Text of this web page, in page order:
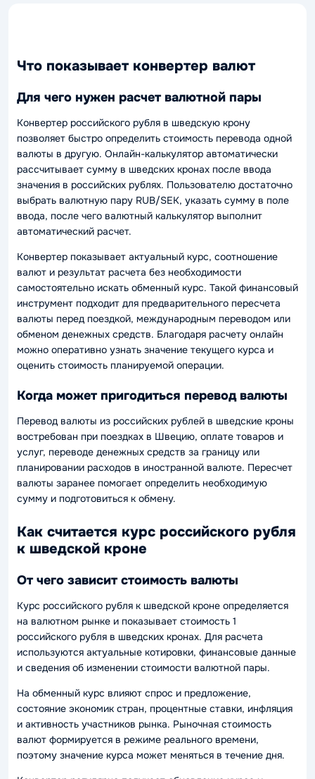
Что показывает конвертер валют
Для чего нужен расчет валютной пары
Конвертер российского рубля в шведскую крону
позволяет быстро определить стоимость перевода одной
валюты в другую. Онлайн-калькулятор автоматически
рассчитывает сумму в шведских кронах после ввода
значения в российских рублях. Пользователю достаточно
выбрать валютную пару RUB/SEK, указать сумму в поле
ввода, после чего валютный калькулятор выполнит
автоматический расчет.
Конвертер показывает актуальный курс, соотношение
валют и результат расчета без необходимости
самостоятельно искать обменный курс. Такой финансовый
инструмент подходит для предварительного пересчета
валюты перед поездкой, международным переводом или
обменом денежных средств. Благодаря расчету онлайн
можно оперативно узнать значение текущего курса и
оценить стоимость планируемой операции.
Когда может пригодиться перевод валюты
Перевод валюты из российских рублей в шведские кроны
востребован при поездках в Швецию, оплате товаров и
услуг, переводе денежных средств за границу или
планировании расходов в иностранной валюте. Пересчет
валюты заранее помогает определить необходимую
сумму и подготовиться к обмену.
Как считается курс российского рубля
к шведской кроне
От чего зависит стоимость валюты
Курс российского рубля к шведской кроне определяется
на валютном рынке и показывает стоимость 1
российского рубля в шведских кронах. Для расчета
используются актуальные котировки, финансовые данные
и сведения об изменении стоимости валютной пары.
На обменный курс влияют спрос и предложение,
состояние экономик стран, процентные ставки, инфляция
и активность участников рынка. Рыночная стоимость
валют формируется в режиме реального времени,
поэтому значение курса может меняться в течение дня.